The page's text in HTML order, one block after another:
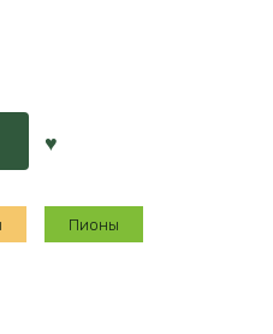
Пионы